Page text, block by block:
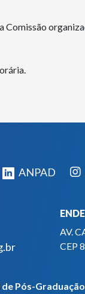
Comissão
ANPAD
AV.
CEP
Pós-